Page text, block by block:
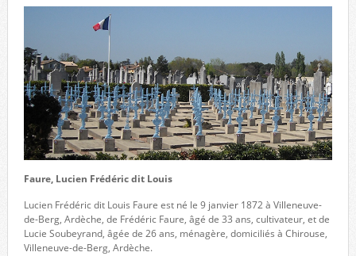
Faure, Lucien Frédéric dit Louis
Lucien Frédéric dit Louis Faure est né le 9 janvier 1872 à Villeneuve-
de-Berg, Ardèche, de Frédéric Faure, âgé de 33 ans, cultivateur, et de
Lucie Soubeyrand, âgée de 26 ans, ménagère, domiciliés à Chirouse,
Villeneuve-de-Berg, Ardèche.